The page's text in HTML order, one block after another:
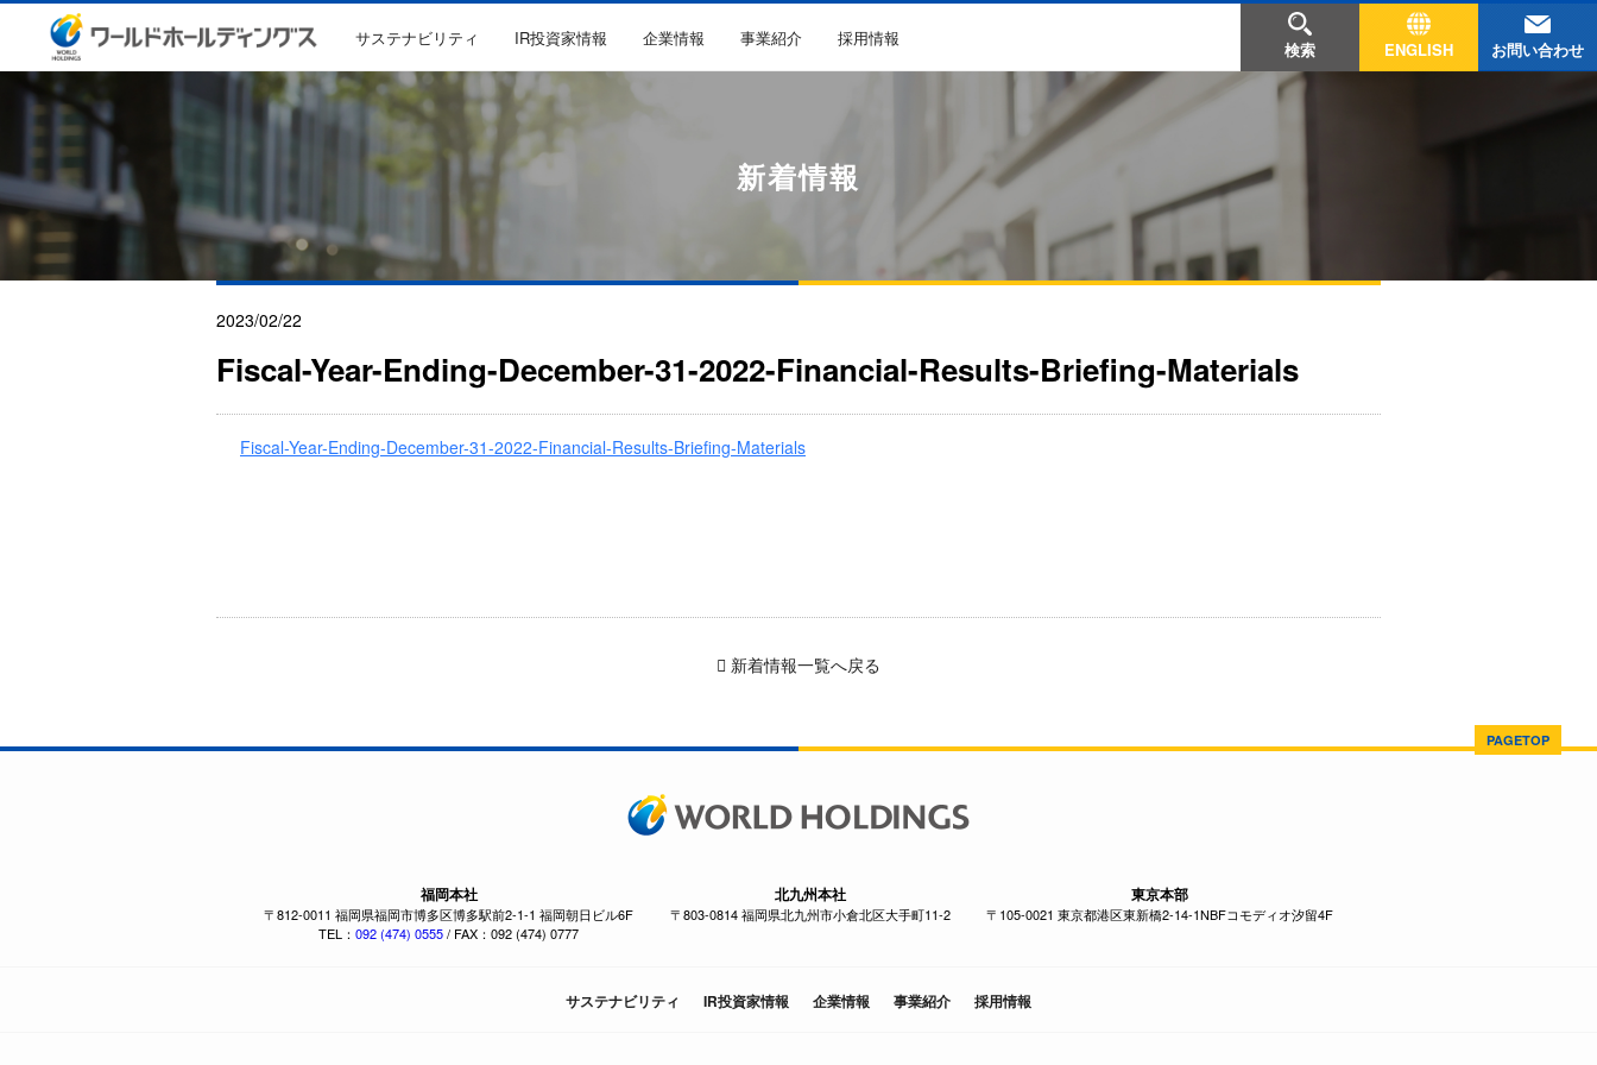
サステナビリティ IR投資家情報 企業情報 事業紹介 採用情報
検索 ENGLISH お問い合わせ
新着情報
2023/02/22
Fiscal-Year-Ending-December-31-2022-Financial-Results-Briefing-Materials
Fiscal-Year-Ending-December-31-2022-Financial-Results-Briefing-Materials
新着情報一覧へ戻る
PAGETOP
福岡本社
〒812-0011 福岡県福岡市博多区博多駅前2-1-1 福岡朝日ビル6F
TEL： 092 (474) 0555/ FAX：092 (474) 0777
北九州本社
〒803-0814 福岡県北九州市小倉北区大手町11-2
東京本部
〒105-0021 東京都港区東新橋2-14-1NBFコモディオ汐留4F
サステナビリティ IR投資家情報 企業情報 事業紹介 採用情報